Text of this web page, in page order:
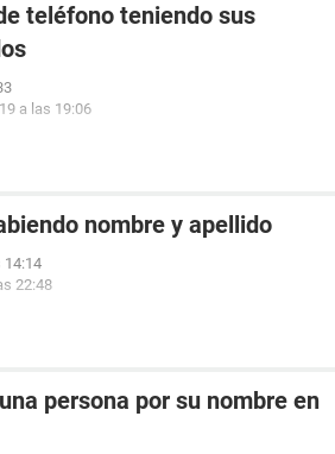
teléfono teniendo sus
a las 19:06
nombre y apellido
14:14
22:48
persona por su nombre en